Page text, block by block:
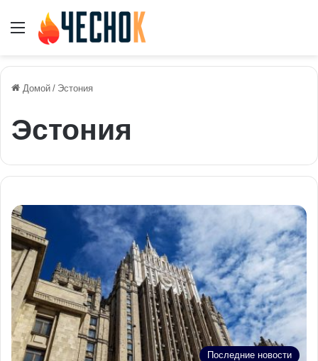
Меню
Домой / Эстония
Эстония
Последние новости